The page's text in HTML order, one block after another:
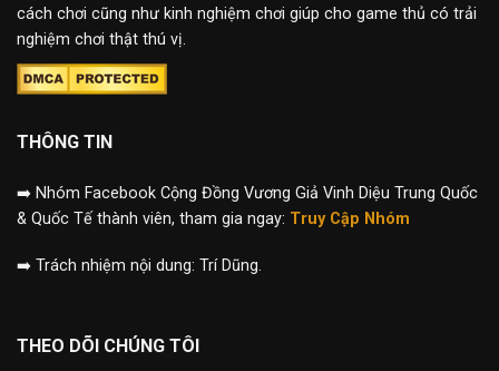
cách chơi cũng như kinh nghiệm chơi giúp cho game thủ có trải
nghiệm chơi thật thú vị.
THÔNG TIN
➡️ Nhóm Facebook Cộng Đồng Vương Giả Vinh Diệu Trung Quốc
& Quốc Tế thành viên, tham gia ngay: Truy Cập Nhóm
➡️ Trách nhiệm nội dung: Trí Dũng.
THEO DÕI CHÚNG TÔI